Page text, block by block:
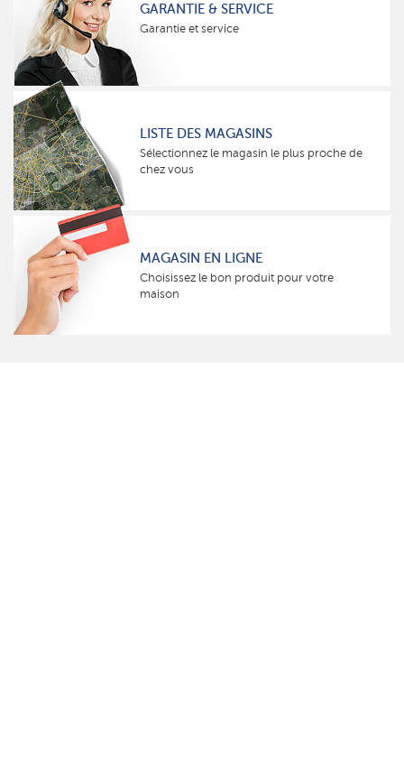
GARANTIE & SERVICE
Garantie et service
LISTE DES MAGASINS
Sélectionnez le magasin le plus proche de
chez vous
MAGASIN EN LIGNE
Choisissez le bon produit pour votre
maison